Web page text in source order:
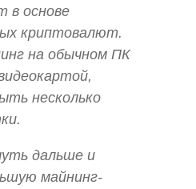
в основе
криптовалют.
на обычном ПК
несколько
дальше и
майнинг-